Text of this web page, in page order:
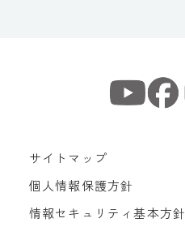
サイトマップ
個人情報保護方針
情報セキュリティ基本方針